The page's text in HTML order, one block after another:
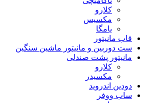
کلارو
مکسیس
یامگا
قاب مانیتور
ست دوربین و مانیتور ماشین سنگین
مانیتور پشت صندلی
کلارو
مکسیدر
دودین اندروید
ساب ووفر